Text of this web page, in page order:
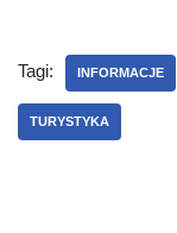
Tagi: INFORMACJE
TURYSTYKA